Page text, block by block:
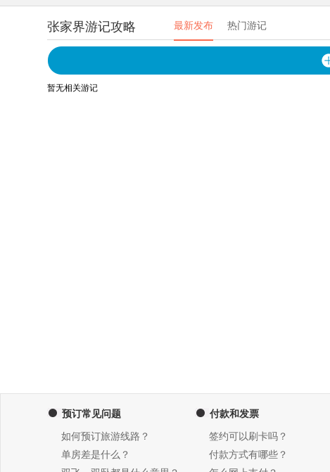
张家界游记攻略 最新发布 热门游记
暂无相关游记
预订常见问题
如何预订旅游线路？
单房差是什么？
付款和发票
签约可以刷卡吗？
付款方式有哪些？